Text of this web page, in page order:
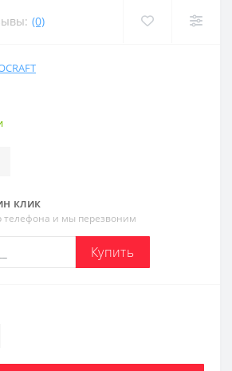
(0)
клик
телефона и мы перезвоним
Купить